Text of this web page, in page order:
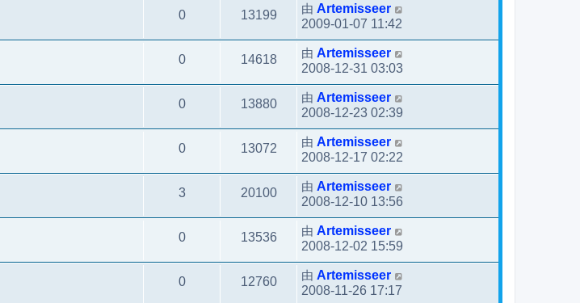
0 13199 由 Artemisseer
2009-01-07 11:42
0 14618 由 Artemisseer
2008-12-31 03:03
0 13880 由 Artemisseer
2008-12-23 02:39
0 13072 由 Artemisseer
2008-12-17 02:22
3 20100 由 Artemisseer
2008-12-10 13:56
0 13536 由 Artemisseer
2008-12-02 15:59
0 12760 由 Artemisseer
2008-11-26 17:17